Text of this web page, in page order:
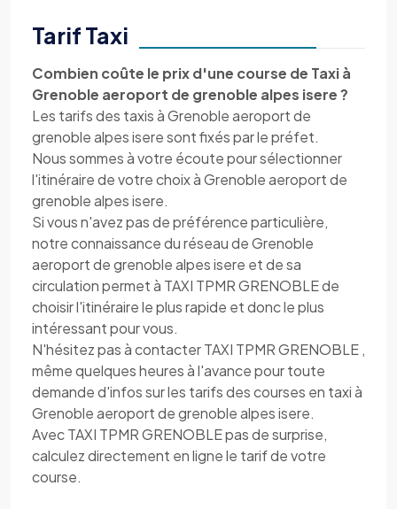
Tarif Taxi
Combien coûte le prix d'une course de Taxi à
Grenoble aeroport de grenoble alpes isere ?
Les tarifs des taxis à Grenoble aeroport de
grenoble alpes isere sont fixés par le préfet.
Nous sommes à votre écoute pour sélectionner
l'itinéraire de votre choix à Grenoble aeroport de
grenoble alpes isere.
Si vous n'avez pas de préférence particulière,
notre connaissance du réseau de Grenoble
aeroport de grenoble alpes isere et de sa
circulation permet à TAXI TPMR GRENOBLE de
choisir l'itinéraire le plus rapide et donc le plus
intéressant pour vous.
N'hésitez pas à contacter TAXI TPMR GRENOBLE ,
même quelques heures à l'avance pour toute
demande d'infos sur les tarifs des courses en taxi à
Grenoble aeroport de grenoble alpes isere.
Avec TAXI TPMR GRENOBLE pas de surprise,
calculez directement en ligne le tarif de votre
course.